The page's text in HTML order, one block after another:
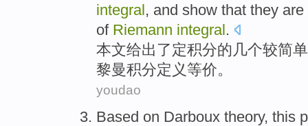
integral , and show that they
of Riemann integral .
本文给出 了定积分的 几个较简单
黎曼积分定义 等价。
youdao
Based on Darboux theory, this